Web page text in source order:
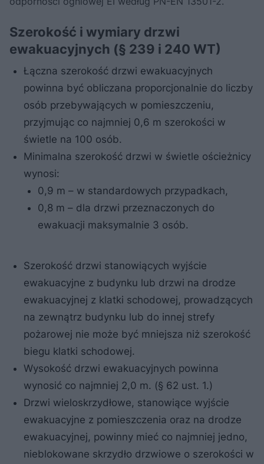
Szerokość i wymiary drzwi
ewakuacyjnych (§ 239 i 240 WT)
Łączna szerokość drzwi ewakuacyjnych
powinna być obliczana proporcjonalnie do liczby
osób przebywających w pomieszczeniu,
przyjmując co najmniej 0,6 m szerokości w
świetle na 100 osób.
Minimalna szerokość drzwi w świetle ościeżnicy
wynosi:
0,9 m – w standardowych przypadkach,
0,8 m – dla drzwi przeznaczonych do
ewakuacji maksymalnie 3 osób.
Szerokość drzwi stanowiących wyjście
ewakuacyjne z budynku lub drzwi na drodze
ewakuacyjnej z klatki schodowej, prowadzących
na zewnątrz budynku lub do innej strefy
pożarowej nie może być mniejsza niż szerokość
biegu klatki schodowej.
Wysokość drzwi ewakuacyjnych powinna
wynosić co najmniej 2,0 m. (§ 62 ust. 1.)
Drzwi wieloskrzydłowe, stanowiące wyjście
ewakuacyjne z pomieszczenia oraz na drodze
ewakuacyjnej, powinny mieć co najmniej jedno,
nieblokowane skrzydło drzwiowe o szerokości w